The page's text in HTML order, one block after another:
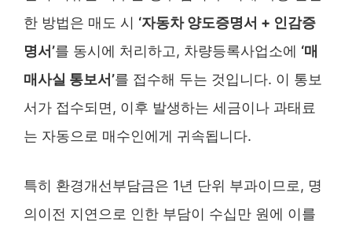
한 방법은 매도 시 ‘자동차 양도증명서 + 인감증
명서’를 동시에 처리하고, 차량등록사업소에 ‘매
매사실 통보서’를 접수해 두는 것입니다. 이 통보
서가 접수되면, 이후 발생하는 세금이나 과태료
는 자동으로 매수인에게 귀속됩니다.
특히 환경개선부담금은 1년 단위 부과이므로, 명
의이전 지연으로 인한 부담이 수십만 원에 이를